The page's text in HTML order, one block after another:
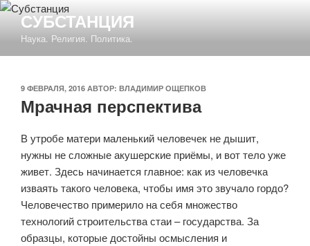
Перейти
содержимому
СУБСТАНЦИЯ
Наука. Религия. Политика.
ОПУБЛИКОВАНО
9 ФЕВРАЛЯ, 2016 АВТОР: ВЛАДИМИР ОЩЕПКОВ
Мрачная перспектива
В утробе матери маленький человечек не дышит,
нужны не сложные акушерские приёмы, и вот тело уже
живет. Здесь начинается главное: как из человечка
изваять такого человека, чтобы имя это звучало гордо?
Человечество примерило на себя множество
технологий строительства стаи – государства. За
образцы, которые достойны осмысления и